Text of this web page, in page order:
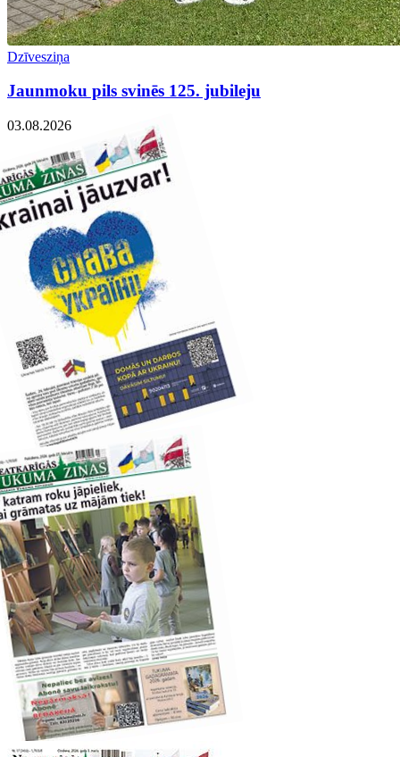
Dzīvesziņa
Jaunmoku pils svinēs 125. jubileju
03.08.2026